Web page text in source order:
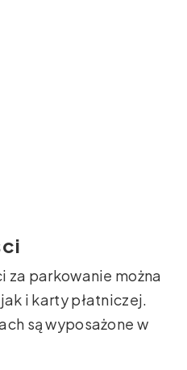
za parkowanie można
i karty płatniczej.
są wyposażone w